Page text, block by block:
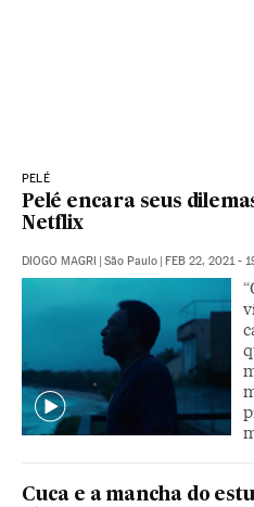
PELÉ
Pelé encara seus
Netflix
DIOGO MAGRI São Paulo FEB 22, 2021 -
Cuca e a mancha do